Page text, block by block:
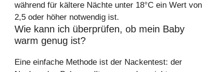
während für kältere Nächte unter 18°C ein Wert von
2,5 oder höher notwendig ist.
Wie kann ich überprüfen, ob mein Baby
warm genug ist?
Eine einfache Methode ist der Nackentest: der